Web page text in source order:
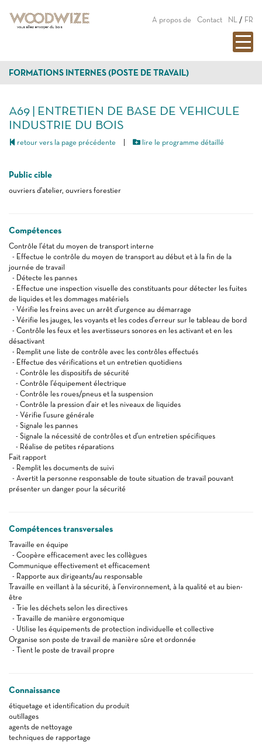
A propos de Contact NL / FR
FORMATIONS INTERNES (POSTE DE TRAVAIL)
A69 | ENTRETIEN DE BASE DE VEHICULE
INDUSTRIE DU BOIS
retour vers la page précédente lire le programme détaillé
Public cible
ouvriers d'atelier, ouvriers forestier
Compétences
Contrôle l'état du moyen de transport interne
- Effectue le contrôle du moyen de transport au début et à la fin de la
journée de travail
- Détecte les pannes
- Effectue une inspection visuelle des constituants pour détecter les fuites
de liquides et les dommages matériels
- Vérifie les freins avec un arrêt d'urgence au démarrage
- Vérifie les jauges, les voyants et les codes d'erreur sur le tableau de bord
- Contrôle les feux et les avertisseurs sonores en les activant et en les
désactivant
- Remplit une liste de contrôle avec les contrôles effectués
- Effectue des vérifications et un entretien quotidiens
- Contrôle les dispositifs de sécurité
- Contrôle l'équipement électrique
- Contrôle les roues/pneus et la suspension
- Contrôle la pression d'air et les niveaux de liquides
- Vérifie l'usure générale
- Signale les pannes
- Signale la nécessité de contrôles et d'un entretien spécifiques
- Réalise de petites réparations
Fait rapport
- Remplit les documents de suivi
- Avertit la personne responsable de toute situation de travail pouvant
présenter un danger pour la sécurité
Compétences transversales
Travaille en équipe
- Coopère efficacement avec les collègues
Communique effectivement et efficacement
- Rapporte aux dirigeants/au responsable
Travaille en veillant à la sécurité, à l'environnement, à la qualité et au bien-
être
- Trie les déchets selon les directives
- Travaille de manière ergonomique
- Utilise les équipements de protection individuelle et collective
Organise son poste de travail de manière sûre et ordonnée
- Tient le poste de travail propre
Connaissance
étiquetage et identification du produit
outillages
agents de nettoyage
techniques de rapportage